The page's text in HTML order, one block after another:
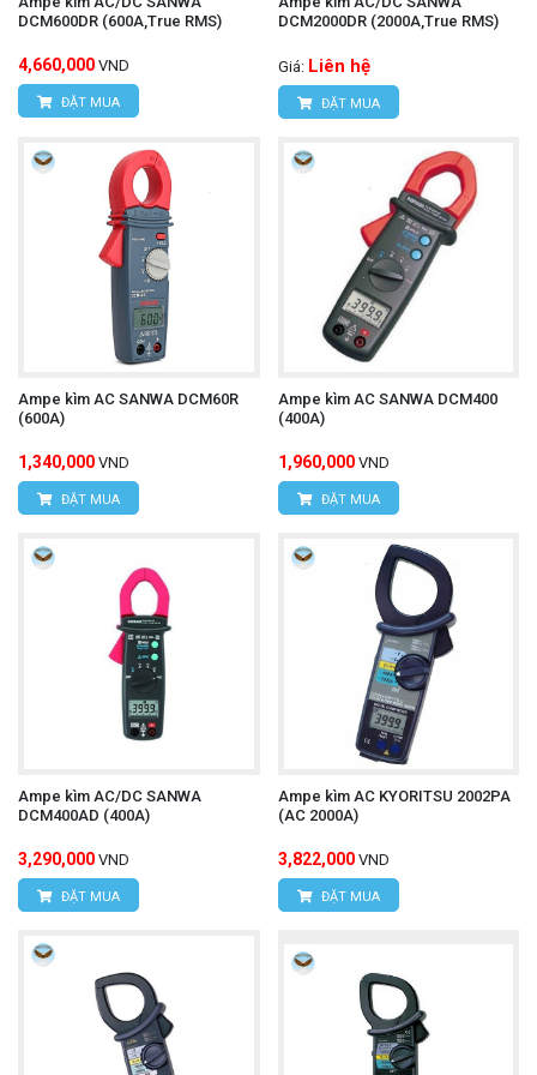
Đa chức năng:
Một thiết bị đáp ứng nhiều nhu
Bền bỉ : Thiết kế chắc chắn, chịu được môi
trường làm việc khắc nghiệt.
An toàn:Chức năng NCV giúp bảo vệ người sử
Tìm hiểu thêm:
Máy đo nhiệt độ hồng ngoại UNI-
Lưu ý khi sử dụng:
Đọc kỹ hướng dẫn sử dụng:Trước khi sử dụng,
tính năng và cách sử dụng của thiết bị.
Bảo quản đúng cách:
Bảo quản thiết bị ở nơi
khô ráo, tránh va đập.
Thường xuyên kiểm tra pin:
Thay pin mới khi
pin yếu để đảm bảo thiết bị hoạt động ổn định.
Chú ý an toàn khi đo dòng điện lớn:Luôn tuân
thủ các quy tắc an toàn điện khi làm việc với
dòng điện cao áp.
Với những ưu điểm vượt trội,ampe kìm UNI-T
UT221
là một công cụ không thể thiếu cho các kỹ
thuật viên làm việc với các hệ thống điện công suất
lớn. Để mua được
ampe kìm UNI-T UT221
DCM600DR (600A,True RMS)
4,660,000 VND
ĐẶT MUA
DCM2000DR (2000A,True RMS)
Giá: Liên hệ
ĐẶT MUA
Ampe kìm AC SANWA DCM60R
(600A)
1,340,000 VND
ĐẶT MUA
Ampe kìm AC SANWA DCM400
(400A)
1,960,000 VND
ĐẶT MUA
Ampe kìm AC/DC SANWA
DCM400AD (400A)
3,290,000 VND
ĐẶT MUA
Ampe kìm AC KYORITSU 2002PA
(AC 2000A)
3,822,000 VND
ĐẶT MUA